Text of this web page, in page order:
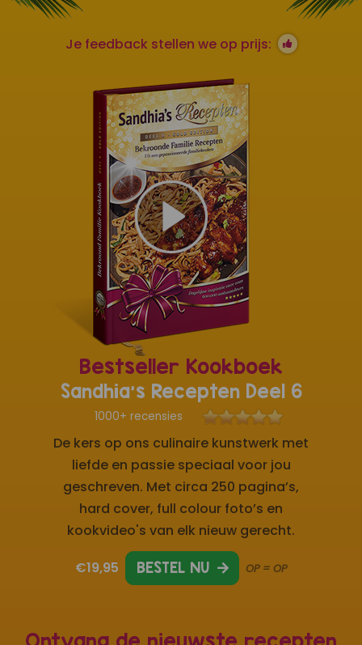
Ontvang de nieuwste recepten
Je feedback stellen we op prijs:
Bestseller Kookboek
Sandhia's Recepten Deel 6
1000+ recensies
De kers op ons culinaire kunstwerk met
liefde en passie speciaal voor jou
geschreven. Met circa 250 pagina’s,
hard cover, full colour foto’s en
kookvideo's van elk nieuw gerecht.
€19,95 BESTEL NU OP = OP